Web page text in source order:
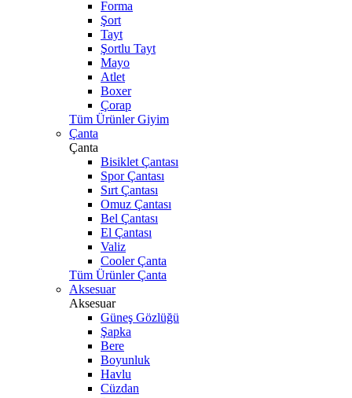
Forma
Şort
Tayt
Şortlu Tayt
Mayo
Atlet
Boxer
Çorap
Tüm Ürünler Giyim
Çanta
Çanta
Bisiklet Çantası
Spor Çantası
Sırt Çantası
Omuz Çantası
Bel Çantası
El Çantası
Valiz
Cooler Çanta
Tüm Ürünler Çanta
Aksesuar
Aksesuar
Güneş Gözlüğü
Şapka
Bere
Boyunluk
Havlu
Cüzdan